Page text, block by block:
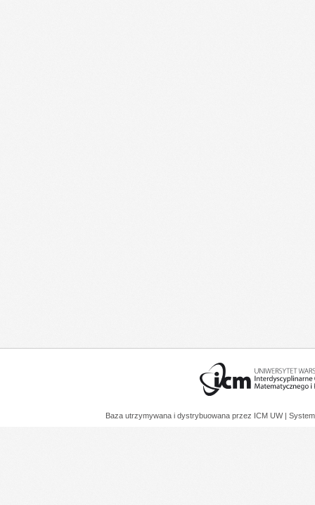
Baza utrzymywana i dystrybuowana przez ICM UW |